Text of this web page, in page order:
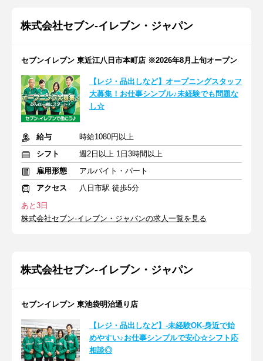
株式会社セブン-イレブン・ジャパン
セブンイレブン 東近江八日市本町店 ※2026年8月上旬オープン
【レジ・品出しなど】オープニングスタッフ
大募集！お仕事シンプル♪未経験でも問題な
し☆
給与
時給1080円以上
シフト
週2日以上 1日3時間以上
雇用形態
アルバイト・パート
アクセス
八日市駅 徒歩5分
あと3日
株式会社セブン-イレブン・ジャパンの求人一覧を見る
株式会社セブン-イレブン・ジャパン
セブンイレブン 東池袋明治通り店
【レジ・品出しなど】-未経験OK-身近で始
めやすい♪お仕事シンプルで安心☆シフト応
相談◎